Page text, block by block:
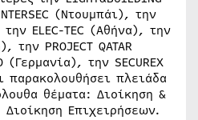
(Ντουμπάι), την
την ELEC-TEC (Αθήνα), την
PROJECT QATAR
(Γερμανία), την SECUREX
πλειάδα
θέματα: Διοίκηση &
Επιχειρήσεων.